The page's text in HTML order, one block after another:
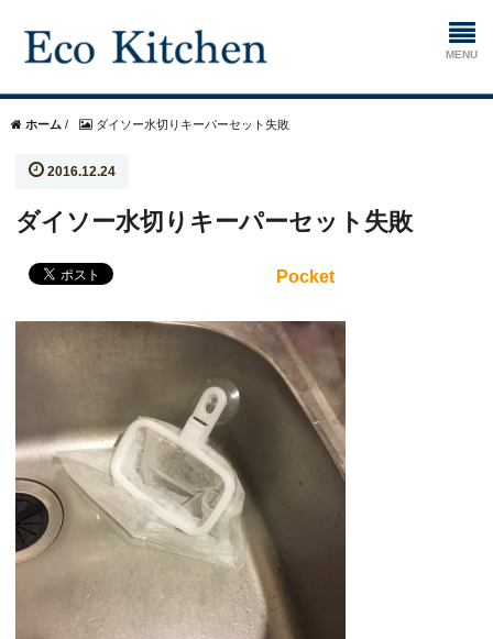
ホーム
生ゴミ処理機
ホーム / ダイソー水切りキーパーセット失敗
2016.12.24
ダイソー水切りキーパーセット失敗
Pocket